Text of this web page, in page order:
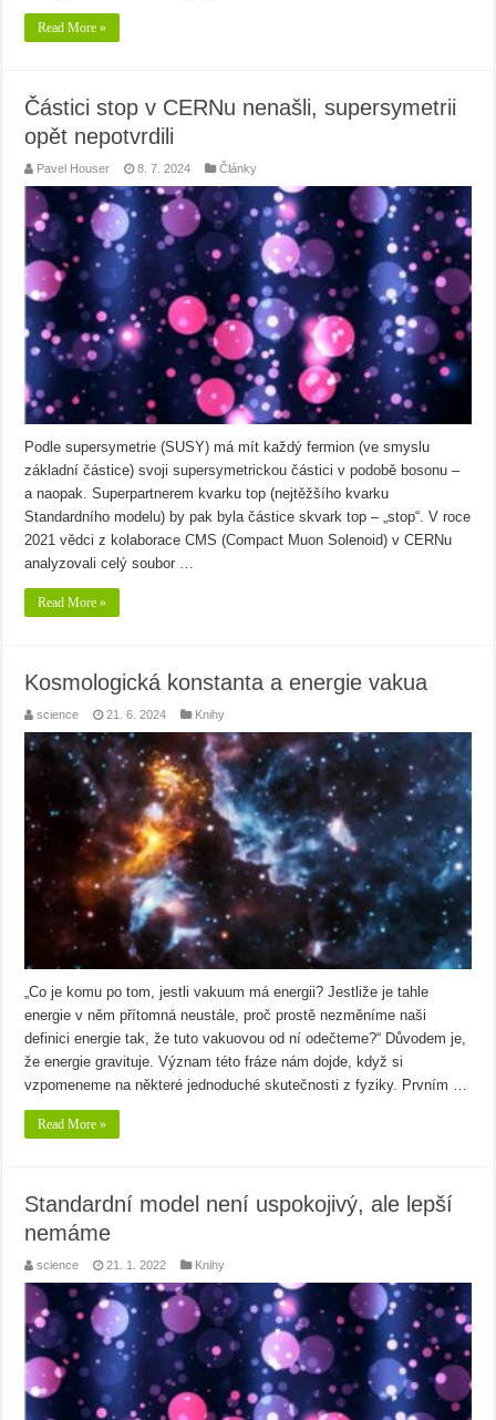
Read More »
Částici stop v CERNu nenašli, supersymetrii
opět nepotvrdili
Pavel Houser 8. 7. 2024 Články
Podle supersymetrie (SUSY) má mít každý fermion (ve smyslu
základní částice) svoji supersymetrickou částici v podobě bosonu –
a naopak. Superpartnerem kvarku top (nejtěžšího kvarku
Standardního modelu) by pak byla částice skvark top – „stop“. V roce
2021 vědci z kolaborace CMS (Compact Muon Solenoid) v CERNu
analyzovali celý soubor …
Read More »
Kosmologická konstanta a energie vakua
science 21. 6. 2024 Knihy
„Co je komu po tom, jestli vakuum má energii? Jestliže je tahle
energie v něm přítomná neustále, proč prostě nezměníme naši
definici energie tak, že tuto vakuovou od ní odečteme?“ Důvodem je,
že energie gravituje. Význam této fráze nám dojde, když si
vzpomeneme na některé jednoduché skutečnosti z fyziky. Prvním …
Read More »
Standardní model není uspokojivý, ale lepší
nemáme
science 21. 1. 2022 Knihy